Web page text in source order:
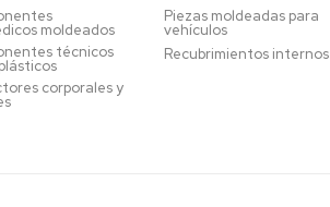
moldeados
técnicos
corporales y
Piezas moldeadas para
vehículos
Recubrimientos internos